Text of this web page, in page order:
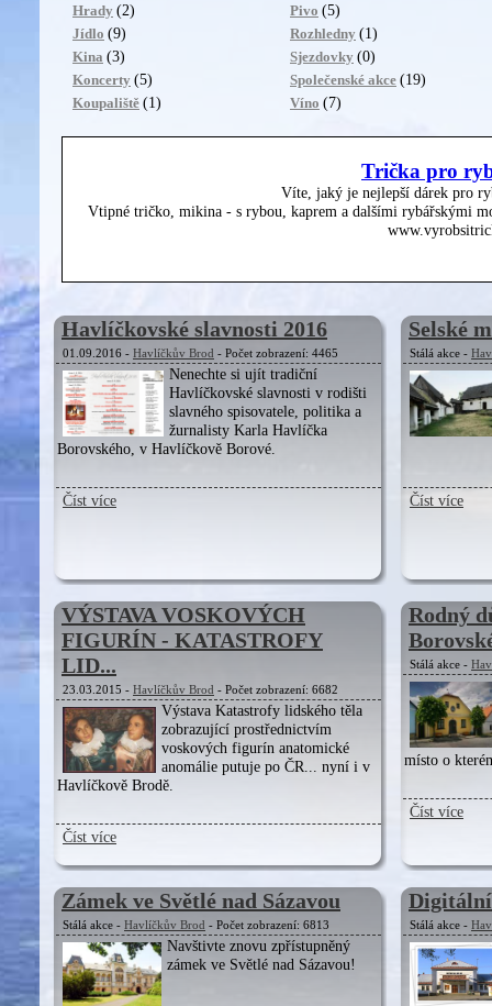
Hrady (2)
Jídlo (9)
Kina (3)
Koncerty (5)
Koupaliště (1)
Pivo (5)
Rozhledny (1)
Sjezdovky (0)
Společenské akce (19)
Víno (7)
Trička pro
Víte, jaký je nejlepší dárek pro
Vtipné tričko, mikina - s rybou, kaprem a dalšími rybářskými
Havlíčkovské slavnosti 2016
01.09.2016 - Havlíčkův Brod - Počet zobrazení: 4465
Nenechte si ujít tradiční
Havlíčkovské slavnosti v rodišti
slavného spisovatele, politika a
žurnalisty Karla Havlíčka
Borovského, v Havlíčkově Borové.
Číst více
Selské
Stálá akce -
Číst více
VÝSTAVA VOSKOVÝCH
FIGURÍN - KATASTROFY
LID...
23.03.2015 - Havlíčkův Brod - Počet zobrazení: 6682
Výstava Katastrofy lidského těla
zobrazující prostřednictvím
voskových figurín anatomické
anomálie putuje po ČR... nyní i v
Havlíčkově Brodě.
Číst více
Rodný
Stálá akce -
místo o
Číst více
Zámek ve Světlé nad Sázavou
Stálá akce - Havlíčkův Brod - Počet zobrazení: 6813
Navštivte znovu zpřístupněný
zámek ve Světlé nad Sázavou!
Stálá akce -